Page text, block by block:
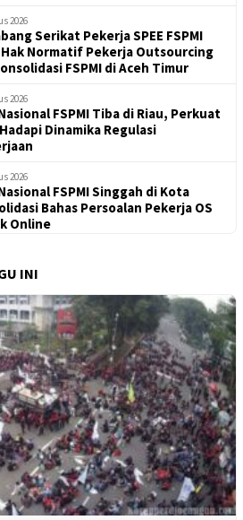
2026
Serikat Pekerja SPEE FSPMI
Normatif Pekerja Outsourcing
FSPMI di Aceh Timur
2026
FSPMI Tiba di Riau, Perkuat
Dinamika Regulasi
2026
FSPMI Singgah di Kota
Bahas Persoalan Pekerja OS
Online
INI